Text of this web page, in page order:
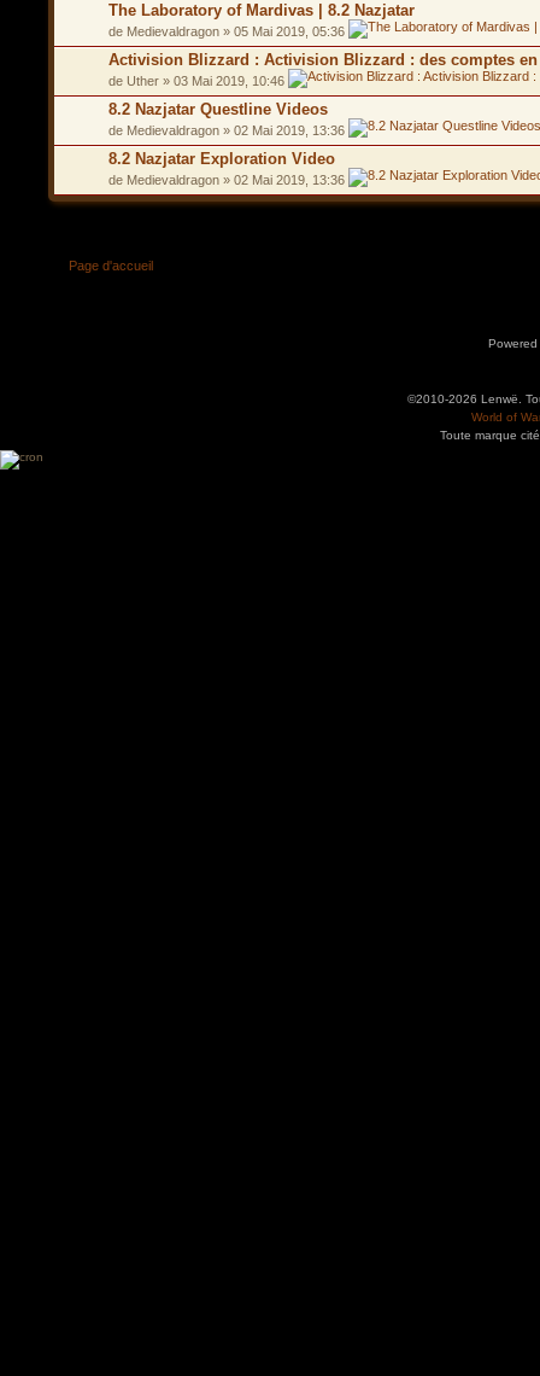
The Laboratory of Mardivas | 8.2 Nazjatar
de Medievaldragon » 05 Mai 2019, 05:36
Activision Blizzard : Activision Blizzard : des comptes
de Uther » 03 Mai 2019, 10:46
8.2 Nazjatar Questline Videos
de Medievaldragon » 02 Mai 2019, 13:36
8.2 Nazjatar Exploration Video
de Medievaldragon » 02 Mai 2019, 13:36
Page d'accueil
©2010-2026 Lenwë.
World of
Toute marque
Utilisez l'adresse suivante pour accéder au calendrier des évènements depuis d'autres